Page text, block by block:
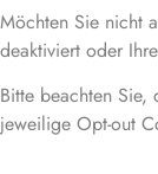
Möchten Sie nicht
deaktiviert oder
Bitte beachten Sie,
jeweilige Opt-out